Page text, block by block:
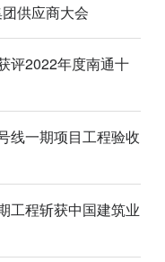
供应商大会
评2022年度南通十
线一期项目工程验收
工程斩获中国建筑业